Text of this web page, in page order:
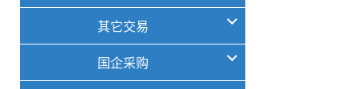
其它交易
国企采购